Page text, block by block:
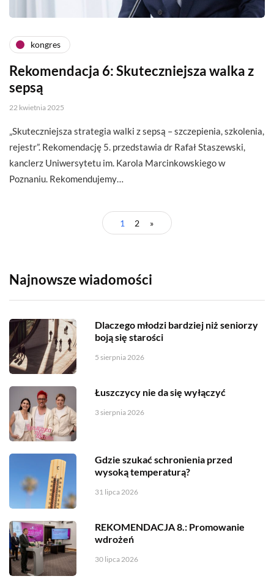
kongres
Rekomendacja 6: Skuteczniejsza walka z
sepsą
22 kwietnia 2025
„Skuteczniejsza strategia walki z sepsą – szczepienia, szkolenia,
rejestr”. Rekomendację 5. przedstawia dr Rafał Staszewski,
kanclerz Uniwersytetu im. Karola Marcinkowskiego w
Poznaniu. Rekomendujemy…
1 2 »
Najnowsze wiadomości
Dlaczego młodzi bardziej niż seniorzy
boją się starości
5 sierpnia 2026
Łuszczycy nie da się wyłączyć
3 sierpnia 2026
Gdzie szukać schronienia przed
wysoką temperaturą?
31 lipca 2026
REKOMENDACJA 8.: Promowanie
wdrożeń
30 lipca 2026